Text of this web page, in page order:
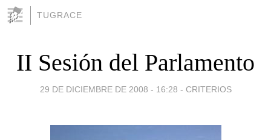
TUGRACE
II Sesión del Parlamento
29 DE DICIEMBRE DE 2008 - 16:28 - CRITERIOS